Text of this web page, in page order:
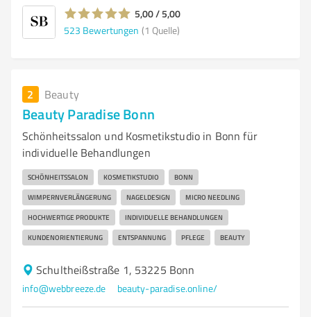
5,00 / 5,00
523 Bewertungen (1 Quelle)
2 Beauty
Beauty Paradise Bonn
Schönheitssalon und Kosmetikstudio in Bonn für
individuelle Behandlungen
SCHÖNHEITSSALON KOSMETIKSTUDIO BONN
WIMPERNVERLÄNGERUNG NAGELDESIGN MICRO NEEDLING
HOCHWERTIGE PRODUKTE INDIVIDUELLE BEHANDLUNGEN
KUNDENORIENTIERUNG ENTSPANNUNG PFLEGE BEAUTY
Schultheißstraße 1, 53225 Bonn
info@webbreeze.de beauty-paradise.online/